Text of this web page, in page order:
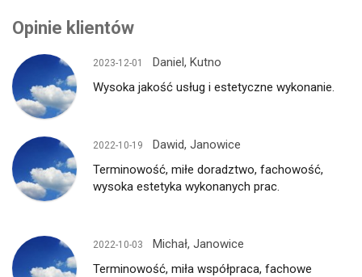
Opinie klientów
2023-12-01
Daniel, Kutno
Wysoka jakość usług i estetyczne wykonanie.
2022-10-19
Dawid, Janowice
Terminowość, miłe doradztwo, fachowość,
wysoka estetyka wykonanych prac.
2022-10-03
Michał, Janowice
Terminowość, miła współpraca, fachowe